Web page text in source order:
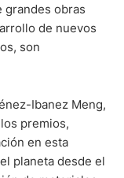
grandes obras
de nuevos
son
Ibanez Meng,
premios,
en esta
planeta desde el